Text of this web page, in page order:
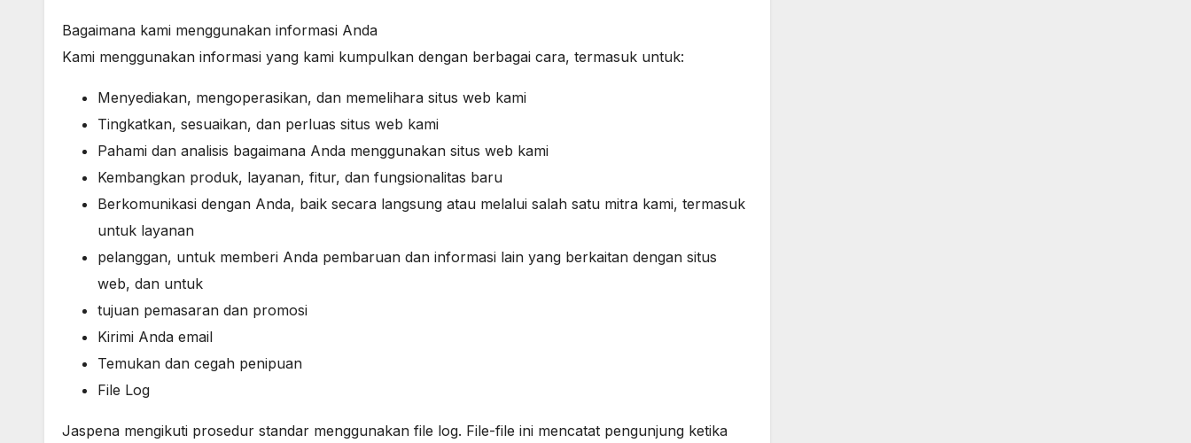
Bagaimana kami menggunakan informasi Anda
Kami menggunakan informasi yang kami kumpulkan dengan berbagai cara, termasuk untuk:
Menyediakan, mengoperasikan, dan memelihara situs web kami
Tingkatkan, sesuaikan, dan perluas situs web kami
Pahami dan analisis bagaimana Anda menggunakan situs web kami
Kembangkan produk, layanan, fitur, dan fungsionalitas baru
Berkomunikasi dengan Anda, baik secara langsung atau melalui salah satu mitra kami, termasuk
untuk layanan
pelanggan, untuk memberi Anda pembaruan dan informasi lain yang berkaitan dengan situs
web, dan untuk
tujuan pemasaran dan promosi
Kirimi Anda email
Temukan dan cegah penipuan
File Log
Jaspena mengikuti prosedur standar menggunakan file log. File-file ini mencatat pengunjung ketika